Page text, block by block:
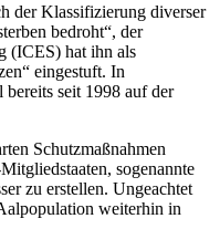
der Klassifizierung diverser
bedroht“, der
(ICES) hat ihn als
eingestuft. In
seit 1998 auf der
Schutzmaßnahmen
sogenannte
zu erstellen. Ungeachtet
weiterhin in